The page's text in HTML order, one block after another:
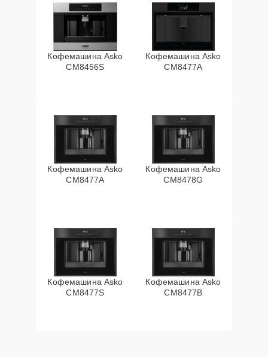
Кофемашина Asko
CM8456S
Кофемашина Asko
CM8477A
Кофемашина Asko
СМ8477А
Кофемашина Asko
CM8478G
Кофемашина Asko
CM8477S
Кофемашина Asko
CM8477B